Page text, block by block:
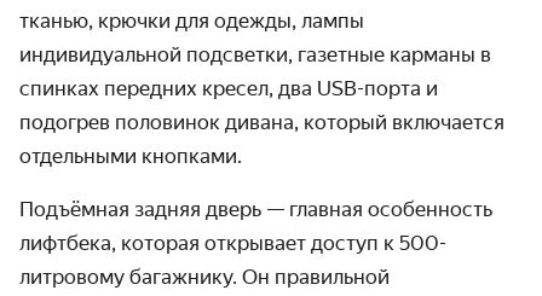
тканью, крючки для одежды, лампы
индивидуальной подсветки, газетные карманы в
спинках передних кресел, два USB-порта и
подогрев половинок дивана, который включается
отдельными кнопками.
Подъёмная задняя дверь — главная особенность
лифтбека, которая открывает доступ к 500-
литровому багажнику. Он правильной